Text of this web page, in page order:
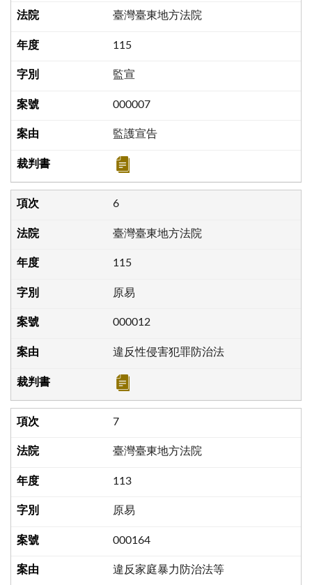
臺灣臺東地方法院
115
監宣
000007
監護宣告
6
臺灣臺東地方法院
115
原易
000012
違反性侵害犯罪防治法
7
臺灣臺東地方法院
113
原易
000164
違反家庭暴力防治法等